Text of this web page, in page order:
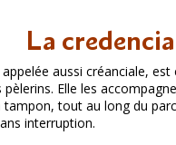
La
aussi créanciale,
Elle les
tout au long du
interruption.